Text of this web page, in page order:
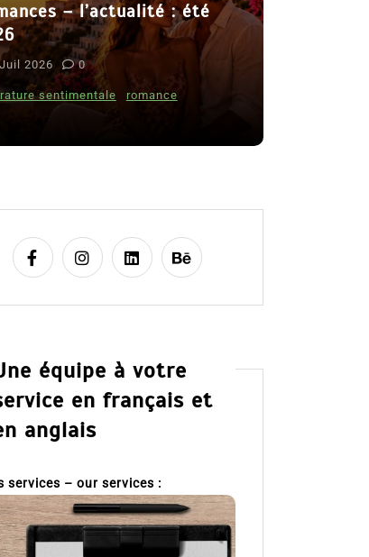
– l’actualité : été
2026 0
sentimentale romance
équipe à votre
en français et
anglais
services – our services :